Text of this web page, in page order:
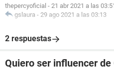
thepercyoficial - 21 abr 2021 a las
gslaura - 29 ago 2021 a las 03:13
2 respuestas
Quiero ser influencer de